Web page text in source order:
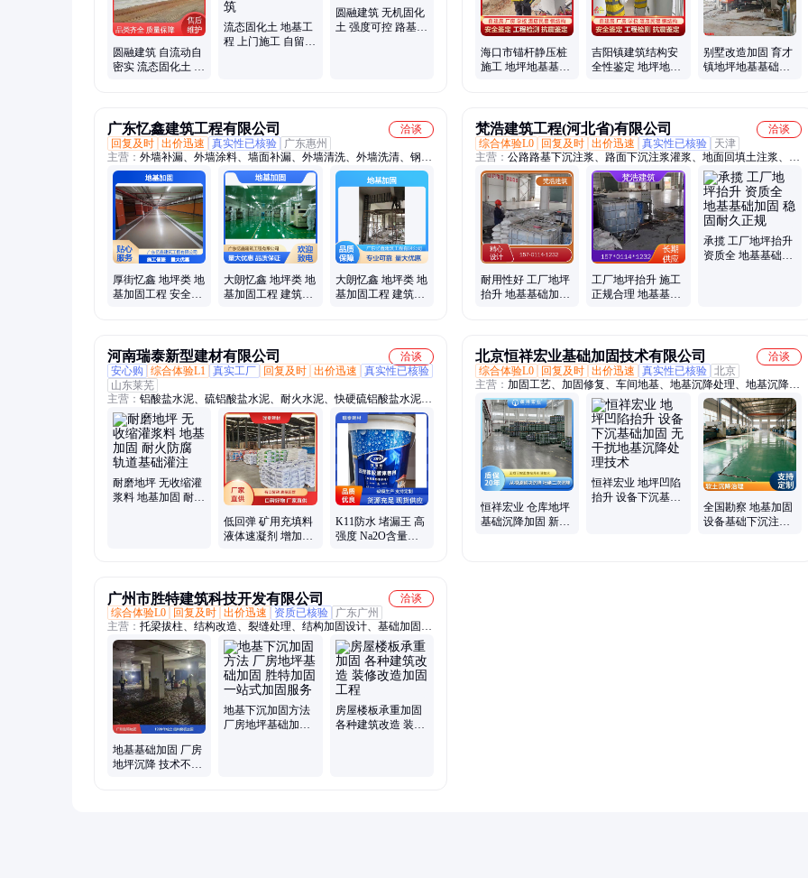
圆融建筑 自流动自
密实 流态固化土 复
流态固化土 地基工
程 上门施工 自留距
圆融建筑 无机固化
土 强度可控 路基回
海口市锚杆静压桩
施工 地坪地基基础
吉阳镇建筑结构安
全性鉴定 地坪地基
别墅改造加固 育才
镇地坪地基基础加
广东忆鑫建筑工程有限公司
洽谈
回复及时 出价迅速 真实性已核验
广东惠州
主营： 外墙补漏、外墙涂料、墙面补漏、外墙清洗、外墙洗清、钢结
构防水
厚街忆鑫 地坪类 地
基加固工程 安全施
大朗忆鑫 地坪类 地
基加固工程 建筑基
大朗忆鑫 地坪类 地
基加固工程 建筑基
梵浩建筑工程(河北省)有限公司
洽谈
综合体验L0
回复及时 出价迅速 真实性已核验
天津
主营： 公路路基下沉注浆、路面下沉注浆灌浆、地面回填土注浆、注
浆加固、房屋地基下沉注浆、设备基础下沉注浆、回填土下沉注浆
耐用性好 工厂地坪
抬升 地基基础加固
工厂地坪抬升 施工
正规合理 地基基础
承揽 工厂地坪抬升
资质全 地基基础加
河南瑞泰新型建材有限公司
洽谈
安心购
综合体验L1 真实工厂 回复及时 出价迅速
真实性已核验
山东莱芜
主营： 铝酸盐水泥、硫铝酸盐水泥、耐火水泥、快硬硫铝酸盐水泥、
高铝水泥、堵漏剂、速凝剂、液体速凝剂、耐火浇注料、水玻璃、抹
面砂浆、灌浆料、锚固剂、树脂锚固剂、道路修补料、环氧树脂修补
料、堵漏王、高铝浇注料、高延性混凝土、注浆料、速凝剂母料、自
流平水泥、低碱度硫铝酸盐水泥
耐磨地坪 无收缩灌
浆料 地基加固 耐火
低回弹 矿用充填料
液体速凝剂 增加混
K11防水 堵漏王 高
强度 Na2O含量
北京恒祥宏业基础加固技术有限公司
洽谈
综合体验L0
回复及时 出价迅速 真实性已核验 北京
主营： 加固工艺、加固修复、车间地基、地基沉降处理、地基沉降治
理、沉降修复、土体固化修复技
恒祥宏业 仓库地坪
基础沉降加固 新型
恒祥宏业 地坪凹陷
抬升 设备下沉基础
全国勘察 地基加固
设备基础下沉注浆
广州市胜特建筑科技开发有限公司
洽谈
综合体验L0
回复及时 出价迅速 资质已核验
广东广州
主营： 托梁拔柱、结构改造、裂缝处理、结构加固设计、基础加固、
建筑加固改造、厂房加固、学校加固、别墅加固、机房加固、梁板柱
加固、房屋纠偏、桥梁桩基托换
地基基础加固 厂房
地坪沉降 技术不断
地基下沉加固方法
厂房地坪基础加固
房屋楼板承重加固
各种建筑改造 装修